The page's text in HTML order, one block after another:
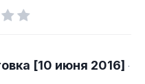
[10 июня 2016] ·